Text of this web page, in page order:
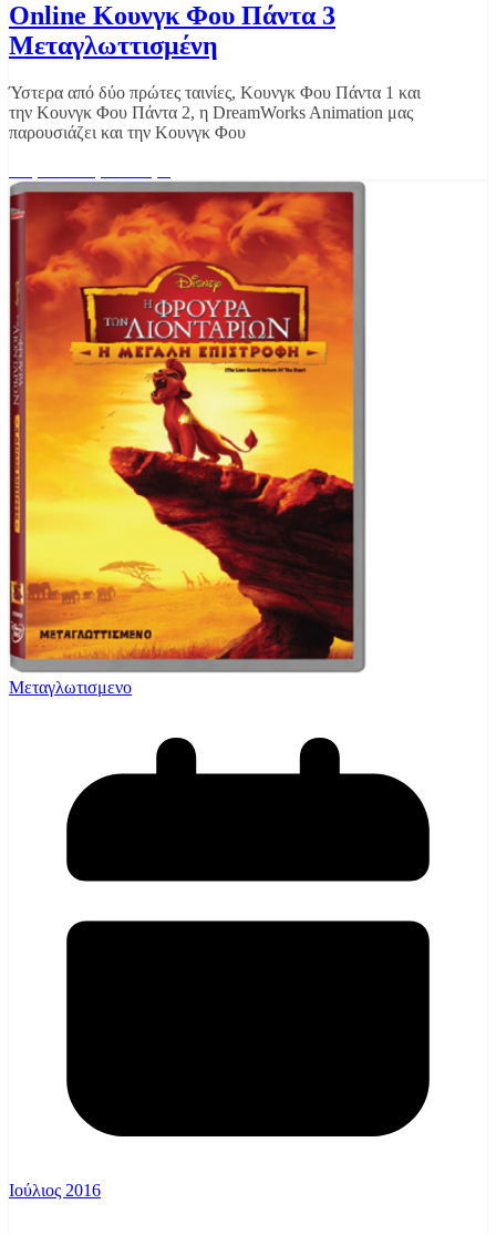
Online Κουνγκ Φου Πάντα 3
Μεταγλωττισμένη
Ύστερα από δύο πρώτες ταινίες, Κουνγκ Φου Πάντα 1 και
την Κουνγκ Φου Πάντα 2, η DreamWorks Animation μας
παρουσιάζει και την Κουνγκ Φου
Μεταγλωτισμενο
Ιούλιος 2016